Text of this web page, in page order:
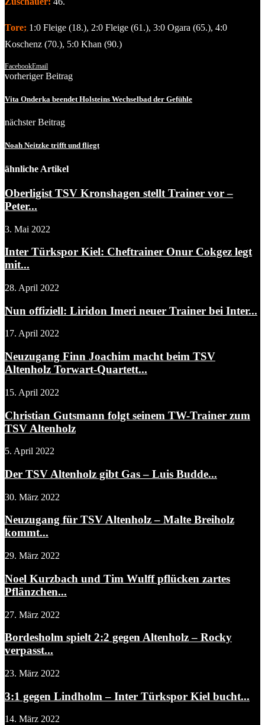
Tore: 1:0 Fleige (18.), 2:0 Fleige (61.), 3:0 Ogara (65.), 4:0
Koschenz (70.), 5:0 Khan (90.)
FacebookEmail
vorheriger Beitrag
Vita Onderka beendet Holsteins Wechselbad der Gefühle
nächster Beitrag
Noah Neitzke trifft und fliegt
ähnliche Artikel
Oberligist TSV Kronshagen stellt Trainer vor –
Peter...
3. Mai 2022
Inter Türkspor Kiel: Cheftrainer Onur Cokgez legt
mit...
28. April 2022
Nun offiziell: Liridon Imeri neuer Trainer bei Inter...
17. April 2022
Neuzugang Finn Joachim macht beim TSV
Altenholz Torwart-Quartett...
15. April 2022
Christian Gutsmann folgt seinem TW-Trainer zum
TSV Altenholz
5. April 2022
Der TSV Altenholz gibt Gas – Luis Budde...
30. März 2022
Neuzugang für TSV Altenholz – Malte Breiholz
kommt...
29. März 2022
Noel Kurzbach und Tim Wulff pflücken zartes
Pflänzchen...
27. März 2022
Bordesholm spielt 2:2 gegen Altenholz – Rocky
verpasst...
23. März 2022
3:1 gegen Lindholm – Inter Türkspor Kiel bucht...
14. März 2022